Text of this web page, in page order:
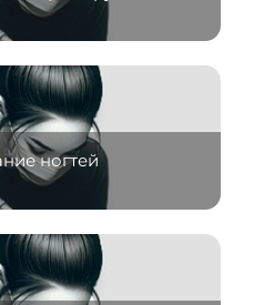
ногтей